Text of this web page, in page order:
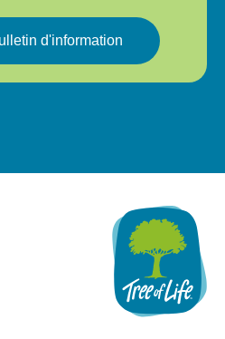
d'information